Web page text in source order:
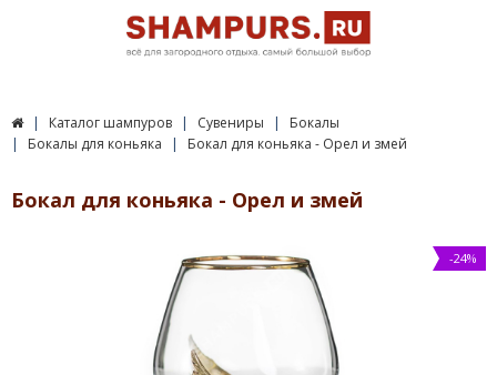
Каталог шампуров Сувениры
Бокалы
Бокалы для коньяка
Бокал для коньяка - Орел и змей
Бокал для коньяка - Орел и змей
-24%